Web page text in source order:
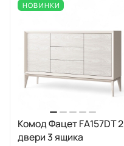
НОВИНКИ
Комод Фацет FA157DT 2
двери 3 ящика